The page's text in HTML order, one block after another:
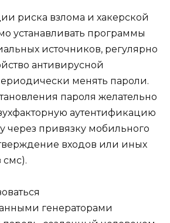
риска взлома и хакерской
устанавливать программы
источников, регулярно
антивирусной
менять пароли.
пароля желательно
аутентификацию
через привязку мобильного
входов или иных
генераторами